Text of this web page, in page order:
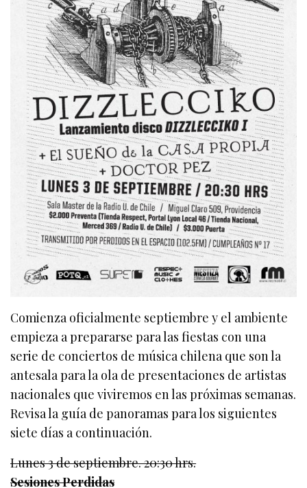
Comienza oficialmente septiembre y el ambiente
empieza a prepararse para las fiestas con una
serie de conciertos de música chilena que son la
antesala para la ola de presentaciones de artistas
nacionales que viviremos en las próximas semanas.
Revisa la guía de panoramas para los siguientes
siete días a continuación.
Lunes 3 de septiembre. 20:30 hrs.
Sesiones Perdidas